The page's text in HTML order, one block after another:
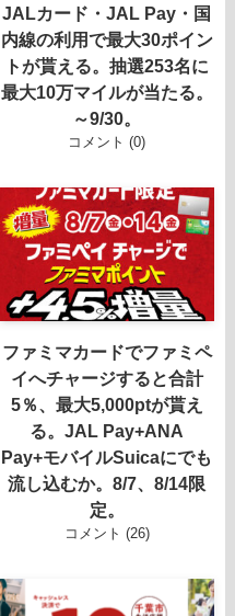
JALカード・JAL Pay・国
内線の利用で最大30ポイン
トが貰える。抽選253名に
最大10万マイルが当たる。
～9/30。
コメント (0)
ファミマカードでファミペ
イへチャージすると合計
5％、最大5,000ptが貰え
る。JAL Pay+ANA
Pay+モバイルSuicaにでも
流し込むか。8/7、8/14限
定。
コメント (26)